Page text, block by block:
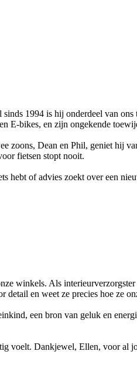
1994 is hij onderdeel van
E-bikes, en zijn ongekende
zoons, Dean en Phil, geniet hij
fietsen stopt nooit.
hebt of advies zoekt over een
winkels. Als
en weet ze precies hoe ze
een bron van geluk en
voelt. Dankjewel, Ellen, voor al